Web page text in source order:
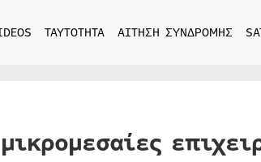
ΤΑΥΤΟΤΗΤΑ ΑΙΤΗΣΗ ΣΥΝΔΡΟΜΗΣ